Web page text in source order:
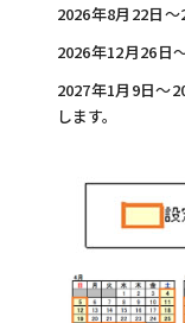
2026年8月22日
2026年12月26日
2027年1月9日～
します。